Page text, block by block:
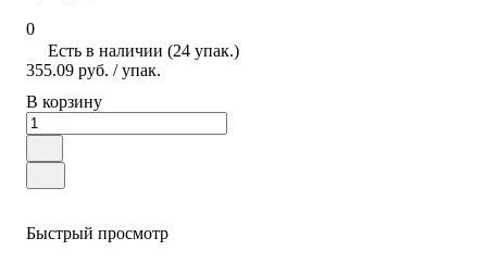
0
Есть в наличии (24 упак.)
355.09 руб. / упак.
В корзину
Быстрый просмотр